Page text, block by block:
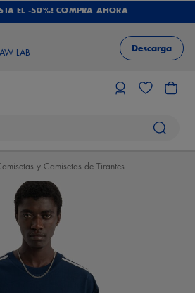
EL -50%! COMPRA AHORA
LAB Descarga
y Camisetas de Tirantes